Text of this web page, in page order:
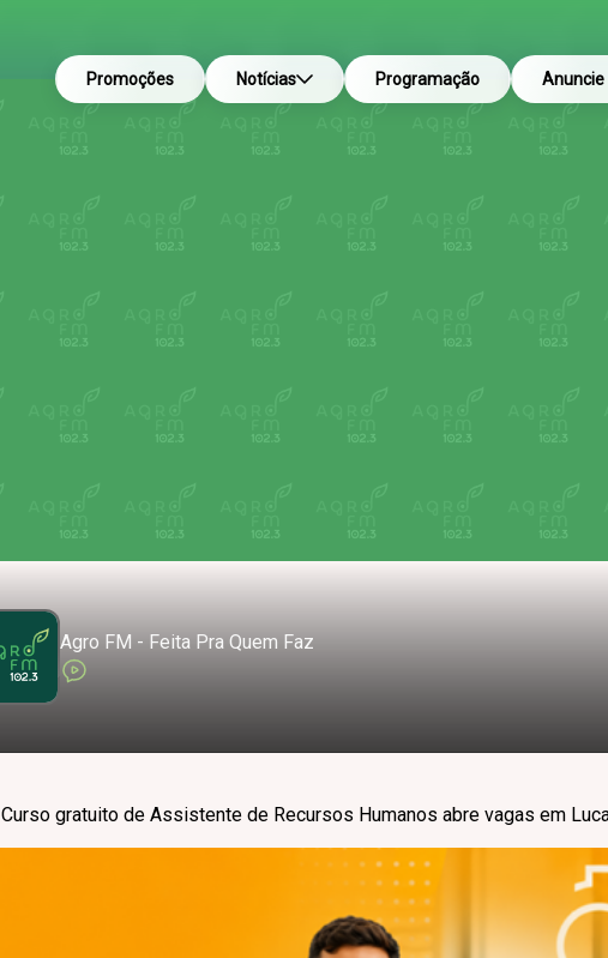
Promoções Notícias Programação Anuncie
Agro FM - Feita Pra Quem Faz
Curso gratuito de Assistente de Recursos Humanos abre vagas em